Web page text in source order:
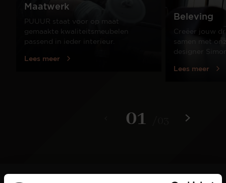
01
Maatwerk
PUUUR staat voor op maat
gemaakte kwaliteitsmeubelen
passend in ieder interieur.
Lees meer
Beleving
Creëer jouw
samen met
designer
Lees meer